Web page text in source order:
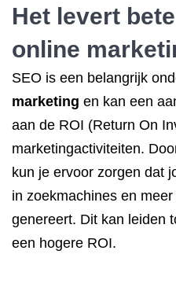
Het levert
online
SEO is een belangrijk
marketing en kan een
aan de ROI (Return On
marketingactiviteiten.
kun je ervoor zorgen dat
in zoekmachines en
genereert. Dit kan leiden
een hogere ROI.